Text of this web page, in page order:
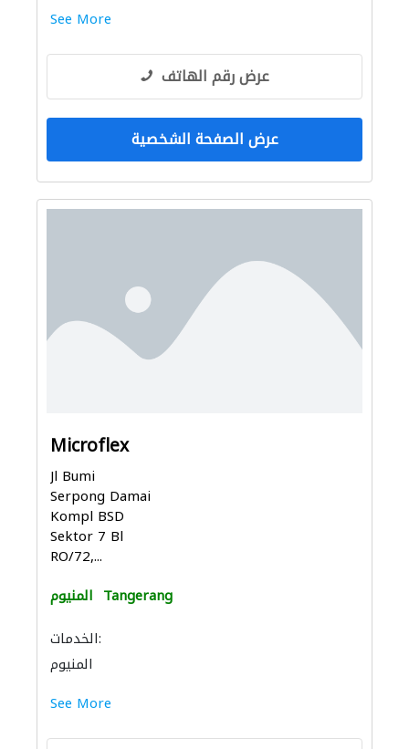
See More
عرض رقم الهاتف
عرض الصفحة الشخصية
Microflex
Jl Bumi
Serpong Damai
Kompl BSD
Sektor 7 Bl
RO/72,...
المنيوم Tangerang
الخدمات:
المنيوم
See More